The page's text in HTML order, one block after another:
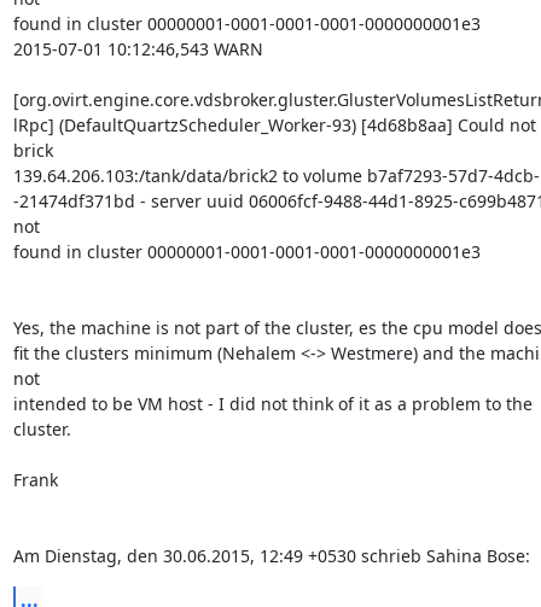
found in cluster 00000001-0001-0001-0001-0000000001e3
2015-07-01 10:12:46,543 WARN
lRpc] (DefaultQuartzScheduler_Worker-93) [4d68b8aa] Could not
brick
139.64.206.103:/tank/data/brick2 to volume b7af7293-57d7-
-21474df371bd - server uuid 06006fcf-9488-44d1-8925-
not
found in cluster 00000001-0001-0001-0001-0000000001e3
Yes, the machine is not part of the cluster, es the cpu model
fit the clusters minimum (Nehalem <-> Westmere) and the
not
intended to be VM host - I did not think of it as a problem to the
cluster.
Frank
Am Dienstag, den 30.06.2015, 12:49 +0530 schrieb Sahina Bose:
...